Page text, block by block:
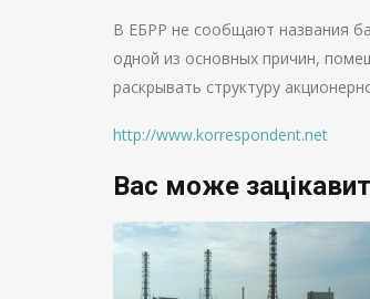
В ЕБРР не сообщают названия
одной из основных причин,
раскрывать структуру
http://www.korrespondent.net
Вас може